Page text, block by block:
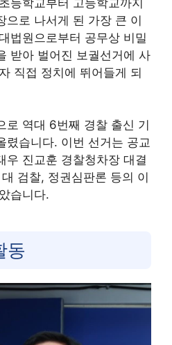
으로 나서게 된 가장 큰 이
법원으로부터 공무상 비밀
받아 벌어진 보궐선거에 사
직접 정치에 뛰어들게 되
로 역대 6번째 경찰 출신 기
렸습니다. 이번 선거는 공교
우 진교훈 경찰청차장 대결
검찰, 정권심판론 등의 이
습니다.
동